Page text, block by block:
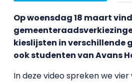
Op woensdag 18 maart
kieslijsten in verschillende
ook studenten van Avans
In deze video spreken we